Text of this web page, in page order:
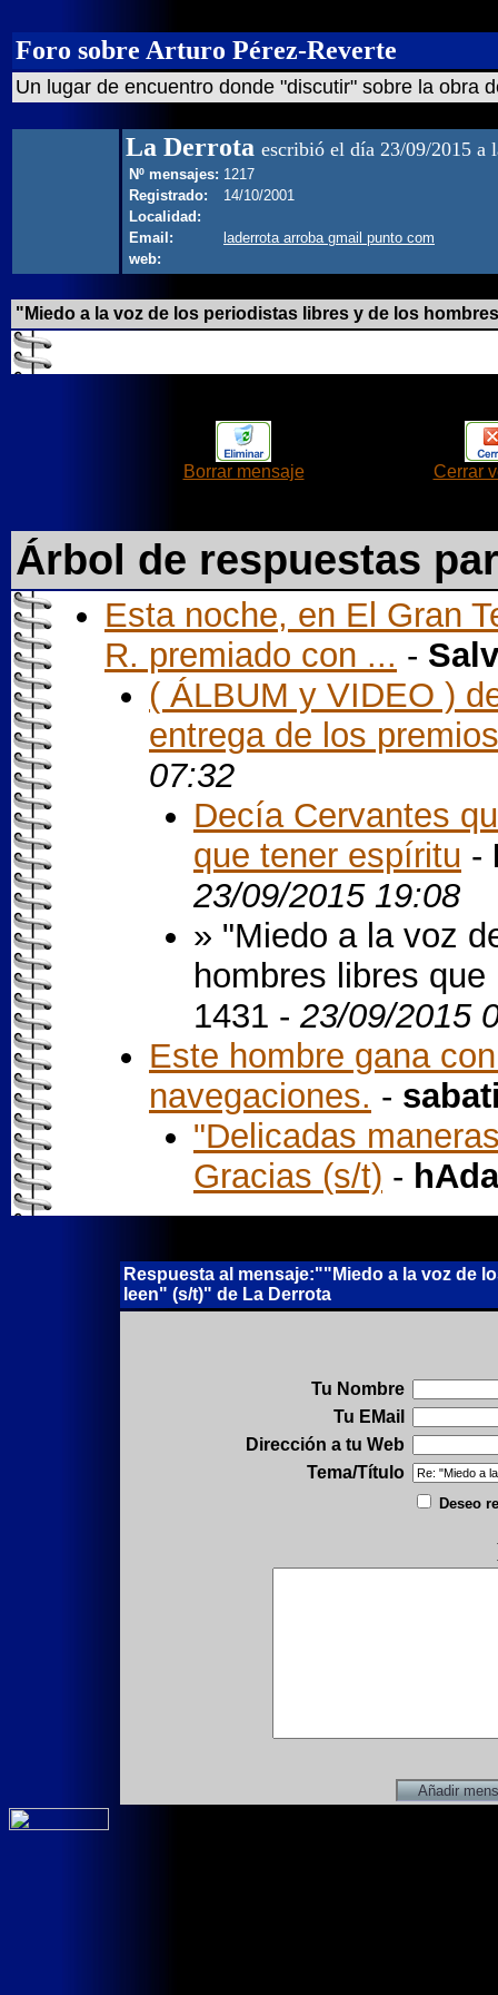
Foro sobre Arturo Pérez-Reverte
Un lugar de encuentro donde "discutir" sobre la obra
La Derrota escribió el día 23/09/2015 a
Nº mensajes: 1217
Registrado:
14/10/2001
Localidad:
Email:
laderrota arroba gmail punto com
web:
"Miedo a la voz de los periodistas libres y de los
Borrar mensaje Cerrar
Árbol de respuestas
Esta noche, en El Gran
R. premiado con ... -
( ÁLBUM y VIDEO )
entrega de los
07:32
Decía Cervantes
que tener espíritu -
23/09/2015 19:08
» "Miedo a la voz
hombres libres
1431 -23/09/2015
Este hombre gana
navegaciones. -
"Delicadas
Gracias (s/t) - hAda
Respuesta al mensaje:""Miedo a la voz de
leen" (s/t)" de La Derrota
Tu Nombre
Tu EMail
Dirección a tu Web
Tema/Título
Deseo